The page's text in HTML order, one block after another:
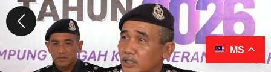
MS